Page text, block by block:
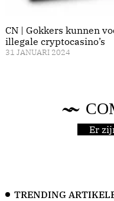
CN | Gokkers kunnen
illegale cryptocasino’s
31 JANUARI 2024
Er
TRENDING